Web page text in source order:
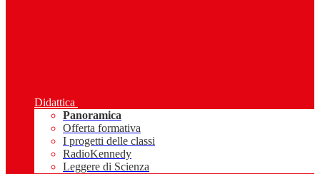
Didattica
Panoramica
Offerta formativa
I progetti delle classi
RadioKennedy
Leggere di Scienza